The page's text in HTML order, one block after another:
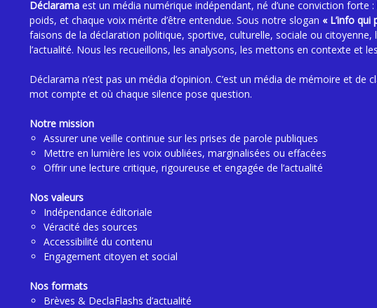
Déclarama est un média numérique indépendant, né d’une conviction forte
poids, et chaque voix mérite d’être entendue. Sous notre slogan « L’info qui
faisons de la déclaration politique, sportive, culturelle, sociale ou citoyenne,
l’actualité. Nous les recueillons, les analysons, les mettons en contexte et
Déclarama n’est pas un média d’opinion. C’est un média de mémoire et de
mot compte et où chaque silence pose question.
Notre mission
Assurer une veille continue sur les prises de parole publiques
Mettre en lumière les voix oubliées, marginalisées ou effacées
Offrir une lecture critique, rigoureuse et engagée de l’actualité
Nos valeurs
Indépendance éditoriale
Véracité des sources
Accessibilité du contenu
Engagement citoyen et social
Nos formats
Brèves & DeclaFlashs d’actualité